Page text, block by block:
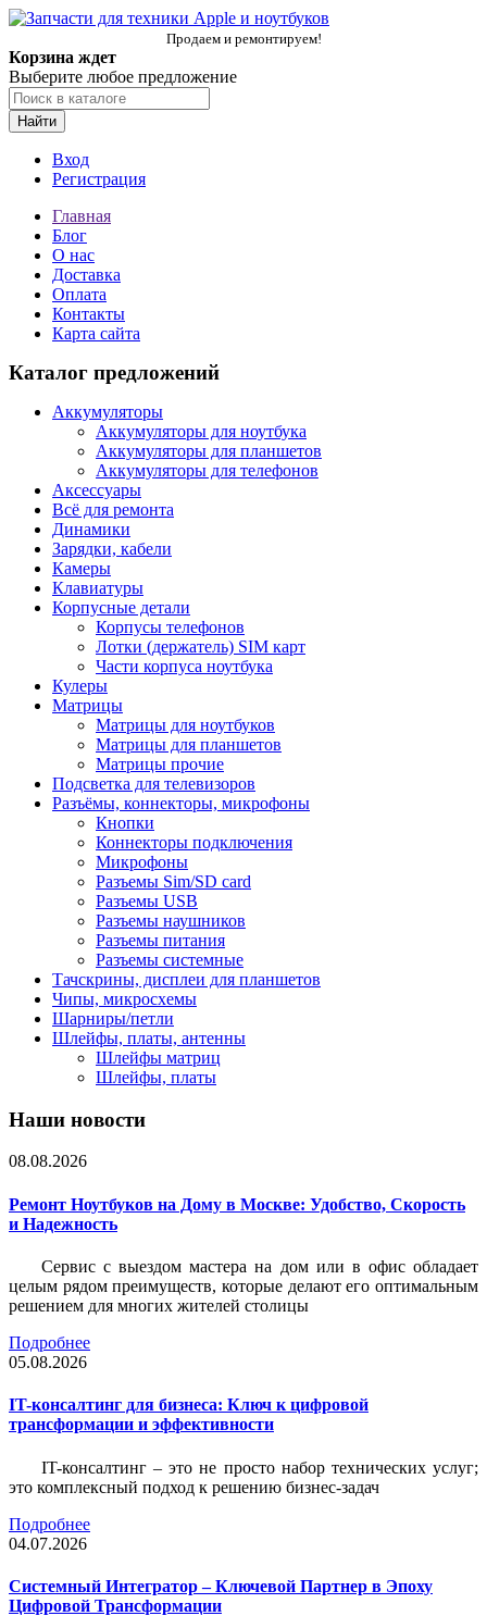
Продаем и ремонтируем!
Корзина ждет
Выберите любое предложение
Найти
Вход
Регистрация
Главная
Блог
О нас
Доставка
Оплата
Контакты
Карта сайта
Каталог предложений
Аккумуляторы
Аккумуляторы для ноутбука
Аккумуляторы для планшетов
Аккумуляторы для телефонов
Аксессуары
Всё для ремонта
Динамики
Зарядки, кабели
Камеры
Клавиатуры
Корпусные детали
Корпусы телефонов
Лотки (держатель) SIM карт
Части корпуса ноутбука
Кулеры
Матрицы
Матрицы для ноутбуков
Матрицы для планшетов
Матрицы прочие
Подсветка для телевизоров
Разъёмы, коннекторы, микрофоны
Кнопки
Коннекторы подключения
Микрофоны
Разъемы Sim/SD card
Разъемы USB
Разъемы наушников
Разъемы питания
Разъемы системные
Тачскрины, дисплеи для планшетов
Чипы, микросхемы
Шарниры/петли
Шлейфы, платы, антенны
Шлейфы матриц
Шлейфы, платы
Наши новости
08.08.2026
Ремонт Ноутбуков на Дому в Москве: Удобство, Скорость
и Надежность
Сервис с выездом мастера на дом или в офис обладает
целым рядом преимуществ, которые делают его оптимальным
решением для многих жителей столицы
Подробнее
05.08.2026
IT-консалтинг для бизнеса: Ключ к цифровой
трансформации и эффективности
IT-консалтинг – это не просто набор технических услуг;
это комплексный подход к решению бизнес-задач
Подробнее
04.07.2026
Системный Интегратор – Ключевой Партнер в Эпоху
Цифровой Трансформации